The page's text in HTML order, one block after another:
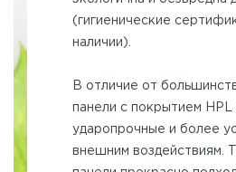
(гигиенические
наличии).
В отличие от
панели с покрытием HPL
ударопрочные и более
внешним воздействиям.